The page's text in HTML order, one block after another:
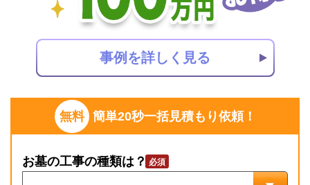
無料 簡単20秒一括見積もり依頼！
お墓の工事の種類は？
事例を詳しく見る